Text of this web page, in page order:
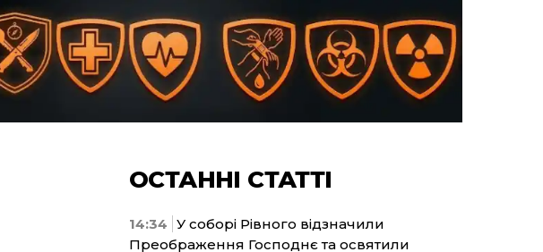
ОСТАННІ СТАТТІ
14:34 У соборі Рівного відзначили
Преображення Господнє та освятили